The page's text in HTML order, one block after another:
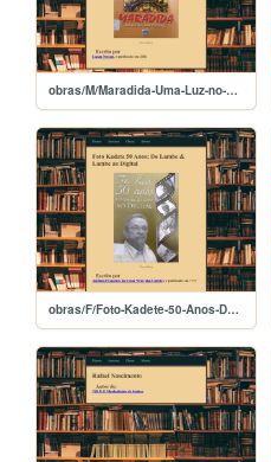
obras/M/Maradida-Uma-Luz-no-Fim-do-Tunel
obras/F/Foto-Kadete-50-Anos-Do-Lambe-e-Lambe-ao-Digital